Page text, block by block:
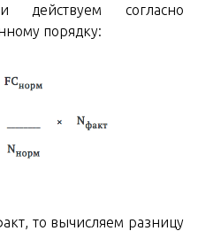
действуем согласно
порядку:
то вычисляем разницу